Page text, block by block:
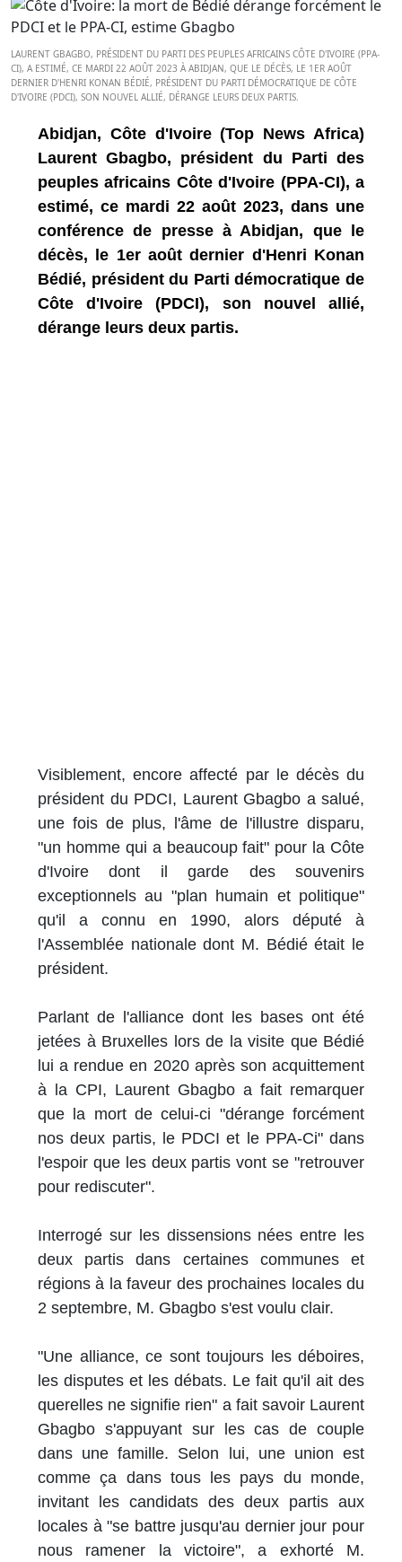
LAURENT GBAGBO, PRÉSIDENT DU PARTI DES PEUPLES AFRICAINS CÔTE D'IVOIRE (PPA-
CI), A ESTIMÉ, CE MARDI 22 AOÛT 2023 À ABIDJAN, QUE LE DÉCÈS, LE 1ER AOÛT
DERNIER D'HENRI KONAN BÉDIÉ, PRÉSIDENT DU PARTI DÉMOCRATIQUE DE CÔTE
D'IVOIRE (PDCI), SON NOUVEL ALLIÉ, DÉRANGE LEURS DEUX PARTIS.
Abidjan, Côte d'Ivoire (Top News Africa)
Laurent Gbagbo, président du Parti des
peuples africains Côte d'Ivoire (PPA-CI), a
estimé, ce mardi 22 août 2023, dans une
conférence de presse à Abidjan, que le
décès, le 1er août dernier d'Henri Konan
Bédié, président du Parti démocratique de
Côte d'Ivoire (PDCI), son nouvel allié,
dérange leurs deux partis.
Visiblement, encore affecté par le décès du
président du PDCI, Laurent Gbagbo a salué,
une fois de plus, l'âme de l'illustre disparu,
"un homme qui a beaucoup fait" pour la Côte
d'Ivoire dont il garde des souvenirs
exceptionnels au "plan humain et politique"
qu'il a connu en 1990, alors député à
l'Assemblée nationale dont M. Bédié était le
président.
Parlant de l'alliance dont les bases ont été
jetées à Bruxelles lors de la visite que Bédié
lui a rendue en 2020 après son acquittement
à la CPI, Laurent Gbagbo a fait remarquer
que la mort de celui-ci "dérange forcément
nos deux partis, le PDCI et le PPA-Ci" dans
l'espoir que les deux partis vont se "retrouver
pour rediscuter".
Interrogé sur les dissensions nées entre les
deux partis dans certaines communes et
régions à la faveur des prochaines locales du
2 septembre, M. Gbagbo s'est voulu clair.
"Une alliance, ce sont toujours les déboires,
les disputes et les débats. Le fait qu'il ait des
querelles ne signifie rien" a fait savoir Laurent
Gbagbo s'appuyant sur les cas de couple
dans une famille. Selon lui, une union est
comme ça dans tous les pays du monde,
invitant les candidats des deux partis aux
locales à "se battre jusqu'au dernier jour pour
nous ramener la victoire", a exhorté M.